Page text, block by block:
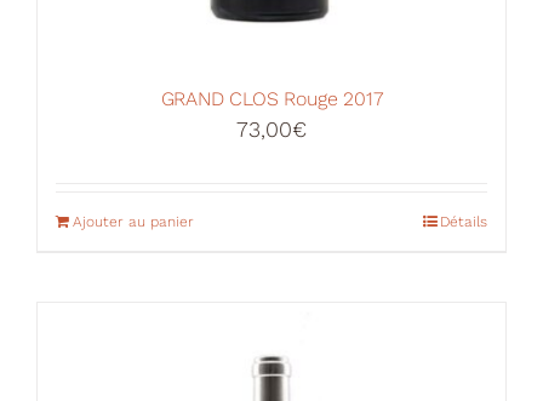
GRAND CLOS Rouge 2017
73,00€
Ajouter au panier Détails